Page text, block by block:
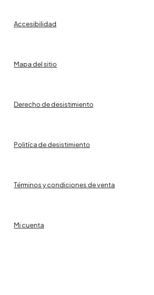
Accesibilidad
Mapa del sitio
Derecho de desistimiento
Politíca de desistimiento
Términos y condiciones de venta
Mi cuenta